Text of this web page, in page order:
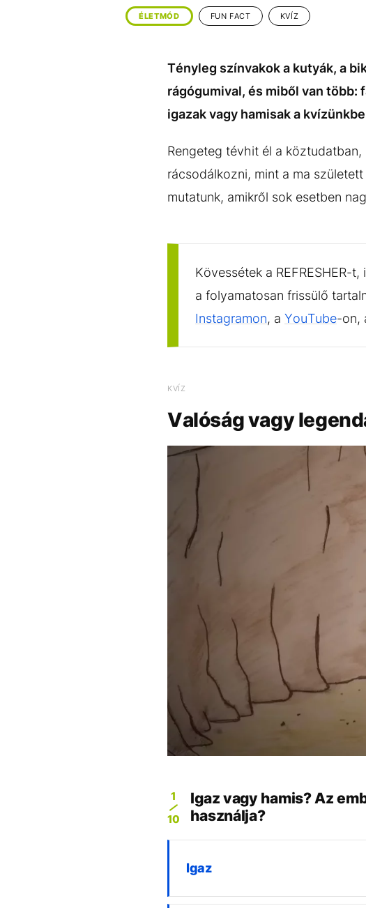
EGYÉB FORMÁTUMOK
Kiemelt tartalmakVideóKvíz
REFRESHER
MédiaajánlatImpresszum
ÉLETMÓD FUN FACT KVÍZ
Tényleg színvakok a kutyák, a
rágógumival, és miből van több:
igazak vagy hamisak a
Rengeteg tévhit él a
rácsodálkozni, mint a ma
mutatunk, amikről sok esetben
Kövessétek a REFRESHER-
a folyamatosan frissülő
Instagramon, a YouTube-on,
KVÍZ
Valóság vagy
1
10
Igaz vagy hamis? Az
használja?
Igaz